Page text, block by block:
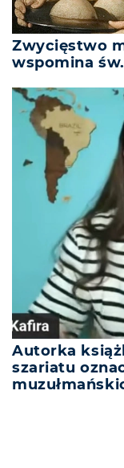
Zwycięstwo
wspomina
Autorka
szariatu